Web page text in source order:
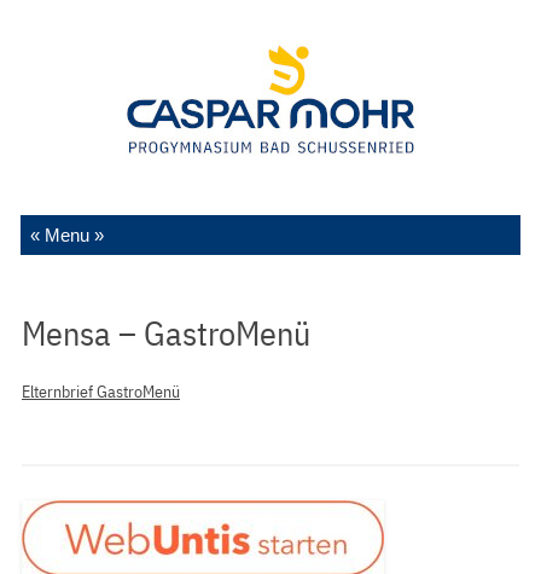
Zum Inhalt springen
Mensa – GastroMenü
Elternbrief GastroMenü